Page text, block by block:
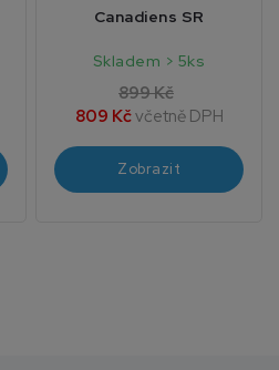
Canadiens SR
Skladem > 5ks
899 Kč
809 Kčvčetně DPH
Zobrazit